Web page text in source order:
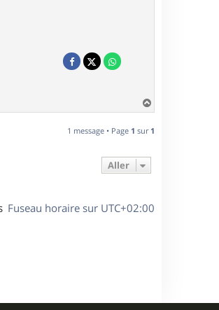
a
t
1 message • Page 1 sur 1
Aller
Fuseau horaire sur UTC+02:00